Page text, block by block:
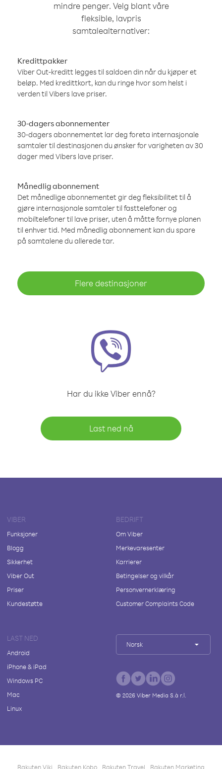
mindre penger. Velg blant våre
fleksible, lavpris
samtalealternativer:
Kredittpakker
Viber Out-kreditt legges til saldoen din når du kjøper et
beløp. Med kredittkort, kan du ringe hvor som helst i
verden til Vibers lave priser.
30-dagers abonnementer
30-dagers abonnementet lar deg foreta internasjonale
samtaler til destinasjonen du ønsker for varigheten av 30
dager med Vibers lave priser.
Månedlig abonnement
Det månedlige abonnementet gir deg fleksibilitet til å
gjøre internasjonale samtaler til fasttelefoner og
mobiltelefoner til lave priser, uten å måtte fornye planen
til enhver tid. Med månedlig abonnement kan du spare
på samtalene du allerede tar.
Flere destinasjoner
Har du ikke Viber ennå?
Last ned nå
VIBER
Funksjoner
Blogg
Sikkerhet
Viber Out
Priser
Kundestøtte
BEDRIFT
Om Viber
Merkevaresenter
Karrierer
Betingelser og vilkår
Personvernerklæring
Customer Complaints Code
LAST NED
Android
iPhone & iPad
Windows PC
Mac
Linux
Norsk
© 2026Viber Media S.à r.l.
Rakuten Viki Rakuten Kobo Rakuten Travel Rakuten Marketing